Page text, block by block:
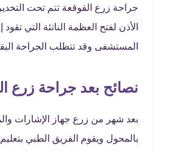
جراحة زرع القوقعة تتم تحت
الأذن لفتح العظمة الناتئة التي
المستشفى وقد تتطلب الجراحة
نصائح بعد جراحة زرع
بعد شهر من زرع جهاز الإشارات
بالمحول ويقوم الفريق الطبي